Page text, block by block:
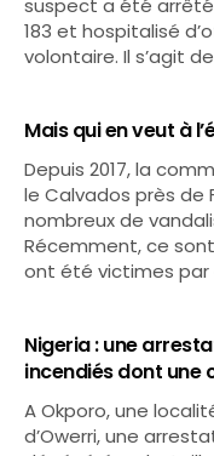
suspect a été arrêté
183 et hospitalisé
volontaire. Il s’agit
Mais qui en veut à
Depuis 2017, la
le Calvados près de
nombreux de
Récemment, ce
ont été victimes par
Nigeria : une
incendiés dont une
A Okporo, une
d’Owerri, une